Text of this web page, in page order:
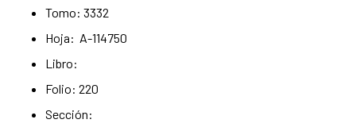
Tomo: 3332
Hoja: A-114750
Libro:
Folio: 220
Sección: